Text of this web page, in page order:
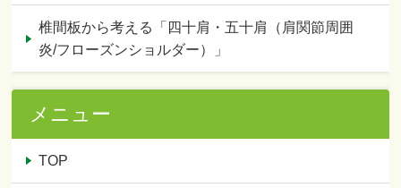
椎間板から考える「四十肩・五十肩（肩関節周囲
炎/フローズンショルダー）」
メニュー
TOP